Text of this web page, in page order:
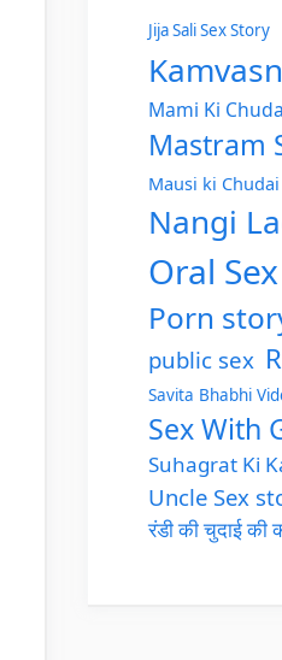
Jija Sali Sex Story
Mami Ki
Mastram
Mausi ki Chudai
Nangi
Oral Sex
Porn
public sex
Savita Bhabhi
Sex With
Suhagrat Ki
Uncle Sex
रंडी की चुदाई की